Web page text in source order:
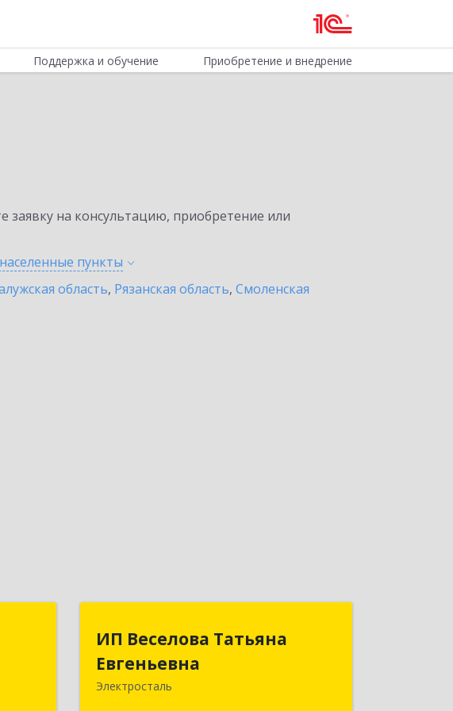
Поддержка и обучение Приобретение и внедрение
на консультацию, приобретение или
пункты
область, Рязанская область, Смоленская
ИП
ИП Веселова Татьяна
Евгеньевна
Электросталь
Евгеньевна